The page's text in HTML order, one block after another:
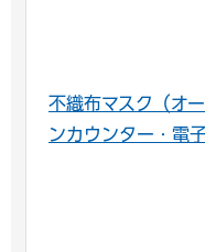
不織布マスク（オ
ンカウンター・電子